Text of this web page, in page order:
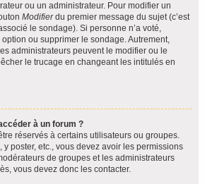
ou un administrateur. Pour modifier un
Modifierdu premier message du sujet (c’est
le sondage). Si personne n’a voté,
option ou supprimer le sondage. Autrement,
administrateurs peuvent le modifier ou le
le trucage en changeant les intitulés en
à un forum ?
réservés à certains utilisateurs ou groupes.
y poster, etc., vous devez avoir les permissions
de groupes et les administrateurs
vous devez donc les contacter.